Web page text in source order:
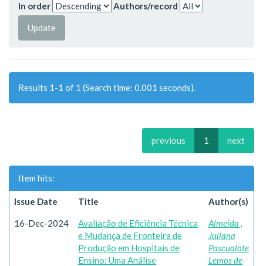
In order
Authors/record
Results 1-1 of 1 (Search time: 0.001 seconds).
previous 1 next
Item hits:
Issue Date Title Author(s)
16-Dec-2024
Avaliação de Eficiência Técnica
e Mudança de Fronteira de
Produção em Hospitais de
Ensino: Uma Análise
Almeida ,
Juliana
Pascualote
Lemos de